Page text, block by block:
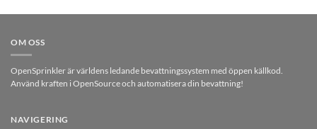
OM OSS
OpenSprinkler är världens ledande bevattningssystem med öppen källkod.
Använd kraften i OpenSource och automatisera din bevattning!
NAVIGERING